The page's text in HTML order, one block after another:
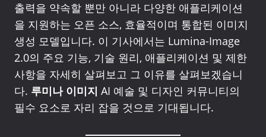
출력을 약속할 뿐만 아니라 다양한 애플리케이션
을 지원하는 오픈 소스, 효율적이며 통합된 이미지
생성 모델입니다. 이 기사에서는 Lumina-Image
2.0의 주요 기능, 기술 원리, 애플리케이션 및 제한
사항을 자세히 살펴보고 그 이유를 살펴보겠습니
다. 루미나 이미지 AI 예술 및 디자인 커뮤니티의
필수 요소로 자리 잡을 것으로 기대됩니다.